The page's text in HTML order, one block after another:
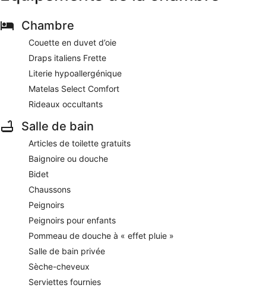
Chambre
Couette en duvet d’oie
Draps italiens Frette
Literie hypoallergénique
Matelas Select Comfort
Rideaux occultants
Salle de bain
Articles de toilette gratuits
Baignoire ou douche
Bidet
Chaussons
Peignoirs
Peignoirs pour enfants
Pommeau de douche à « effet pluie »
Salle de bain privée
Sèche-cheveux
Serviettes fournies